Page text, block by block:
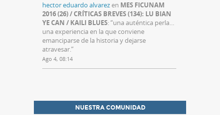
hector eduardo alvarezen MES FICUNAM
2016 (26) / CRÍTICAS BREVES (134): LU BIAN
YE CAN / KAILI BLUES: “una auténtica perla…
una experiencia en la que conviene
emanciparse de la historia y dejarse
atravesar.”
Ago 4, 08:14
NUESTRA COMUNIDAD